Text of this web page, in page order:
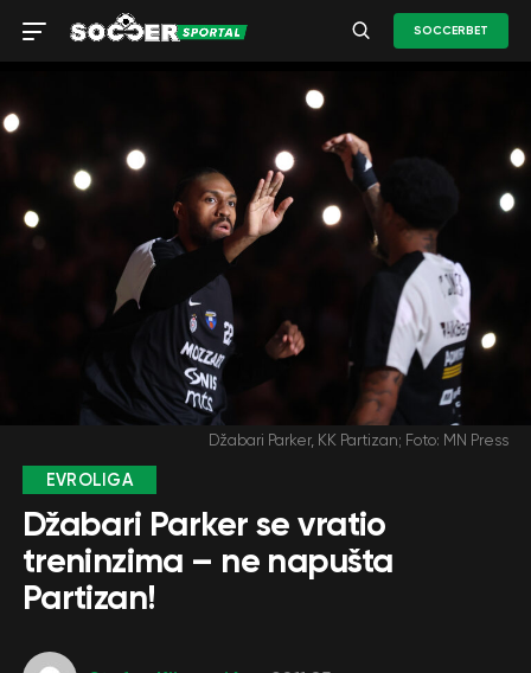
SOCCERBET
Džabari Parker, KK Partizan; Foto: MN Press
EVROLIGA
Džabari Parker se vratio
treninzima – ne napušta
Partizan!